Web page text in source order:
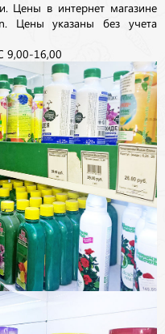
Цены в интернет магазине
Цены указаны без учета
9,00-16,00